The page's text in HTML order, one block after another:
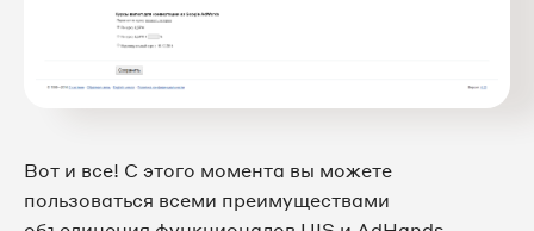
Вот и все! С этого момента вы можете
пользоваться всеми преимуществами